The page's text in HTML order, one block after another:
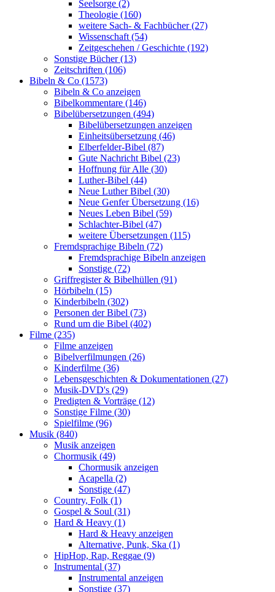
Seelsorge (2)
Theologie (160)
weitere Sach- & Fachbücher (27)
Wissenschaft (54)
Zeitgeschehen / Geschichte (192)
Sonstige Bücher (13)
Zeitschriften (106)
Bibeln & Co (1573)
Bibeln & Co anzeigen
Bibelkommentare (146)
Bibelübersetzungen (494)
Bibelübersetzungen anzeigen
Einheitsübersetzung (46)
Elberfelder-Bibel (87)
Gute Nachricht Bibel (23)
Hoffnung für Alle (30)
Luther-Bibel (44)
Neue Luther Bibel (30)
Neue Genfer Übersetzung (16)
Neues Leben Bibel (59)
Schlachter-Bibel (47)
weitere Übersetzungen (115)
Fremdsprachige Bibeln (72)
Fremdsprachige Bibeln anzeigen
Sonstige (72)
Griffregister & Bibelhüllen (91)
Hörbibeln (15)
Kinderbibeln (302)
Personen der Bibel (73)
Rund um die Bibel (402)
Filme (235)
Filme anzeigen
Bibelverfilmungen (26)
Kinderfilme (36)
Lebensgeschichten & Dokumentationen (27)
Musik-DVD's (29)
Predigten & Vorträge (12)
Sonstige Filme (30)
Spielfilme (96)
Musik (840)
Musik anzeigen
Chormusik (49)
Chormusik anzeigen
Acapella (2)
Sonstige (47)
Country, Folk (1)
Gospel & Soul (31)
Hard & Heavy (1)
Hard & Heavy anzeigen
Alternative, Punk, Ska (1)
HipHop, Rap, Reggae (9)
Instrumental (37)
Instrumental anzeigen
Sonstige (37)